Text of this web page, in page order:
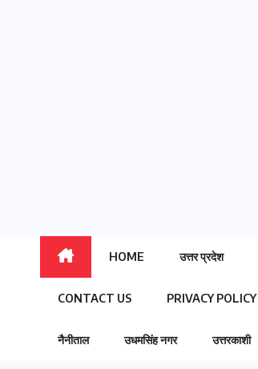
HOME उत्तर प्रदेश
CONTACT US PRIVACY POLICY
नैनीताल उधमसिंह नगर उत्तरकाशी